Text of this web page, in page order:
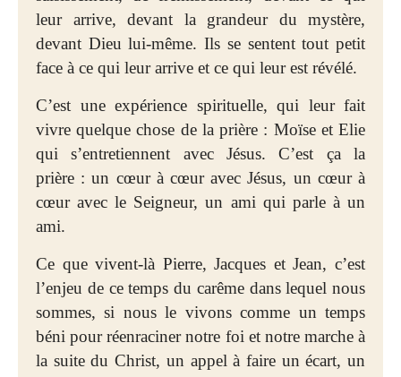
leur arrive, devant la grandeur du mystère,
devant Dieu lui-même. Ils se sentent tout petit
face à ce qui leur arrive et ce qui leur est révélé.
C’est une expérience spirituelle, qui leur fait
vivre quelque chose de la prière : Moïse et Elie
qui s’entretiennent avec Jésus. C’est ça la
prière : un cœur à cœur avec Jésus, un cœur à
cœur avec le Seigneur, un ami qui parle à un
ami.
Ce que vivent-là Pierre, Jacques et Jean, c’est
l’enjeu de ce temps du carême dans lequel nous
sommes, si nous le vivons comme un temps
béni pour réenraciner notre foi et notre marche à
la suite du Christ, un appel à faire un écart, un